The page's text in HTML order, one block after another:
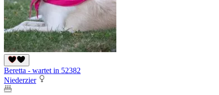
Beretta - wartet in 52382
Niederzier